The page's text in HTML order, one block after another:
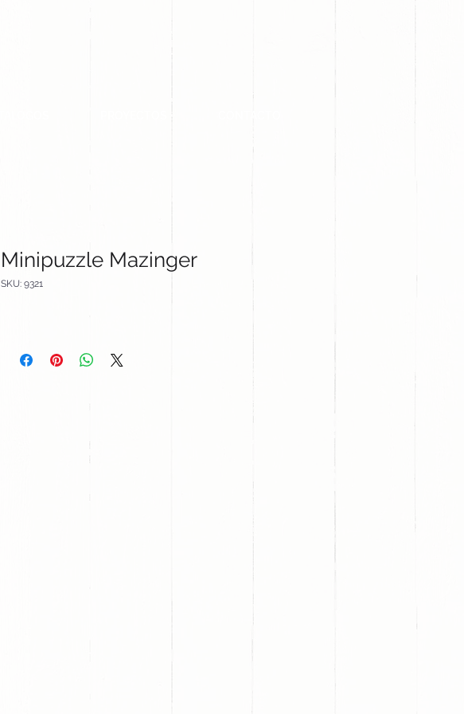
Minipuzzle Mazinger
SKU: 9321